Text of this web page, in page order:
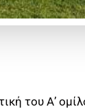
του Α’